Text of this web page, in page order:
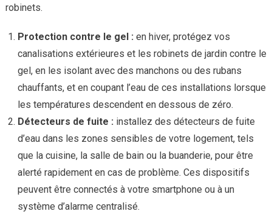
robinets.
Protection contre le gel : en hiver, protégez vos
canalisations extérieures et les robinets de jardin contre le
gel, en les isolant avec des manchons ou des rubans
chauffants, et en coupant l’eau de ces installations lorsque
les températures descendent en dessous de zéro.
Détecteurs de fuite : installez des détecteurs de fuite
d’eau dans les zones sensibles de votre logement, tels
que la cuisine, la salle de bain ou la buanderie, pour être
alerté rapidement en cas de problème. Ces dispositifs
peuvent être connectés à votre smartphone ou à un
système d’alarme centralisé.